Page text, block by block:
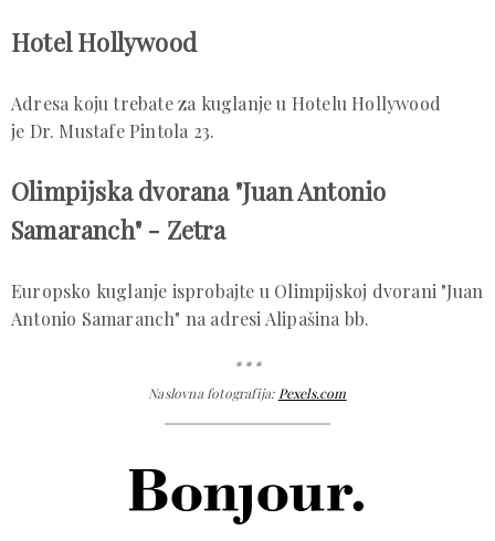
Hotel Hollywood
Adresa koju trebate za kuglanje u Hotelu Hollywood
je Dr. Mustafe Pintola 23.
Olimpijska dvorana "Juan Antonio
Samaranch" - Zetra
Europsko kuglanje isprobajte u Olimpijskoj dvorani "Juan
Antonio Samaranch" na adresi Alipašina bb.
* * *
Naslovna fotografija:Pexels.com